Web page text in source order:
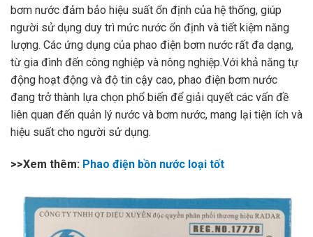
bơm nước đảm bảo hiệu suất ổn định của hệ thống, giúp
người sử dụng duy trì mức nước ổn định và tiết kiệm năng
lượng. Các ứng dụng của phao điện bơm nước rất đa dạng,
từ gia đình đến công nghiệp và nông nghiệp.Với khả năng tự
động hoạt động và độ tin cậy cao, phao điện bơm nước
đang trở thành lựa chọn phổ biến để giải quyết các vấn đề
liên quan đến quản lý nước và bơm nước, mang lại tiện ích và
hiệu suất cho người sử dụng.
>>Xem thêm: Phao điện bồn nước loại tốt